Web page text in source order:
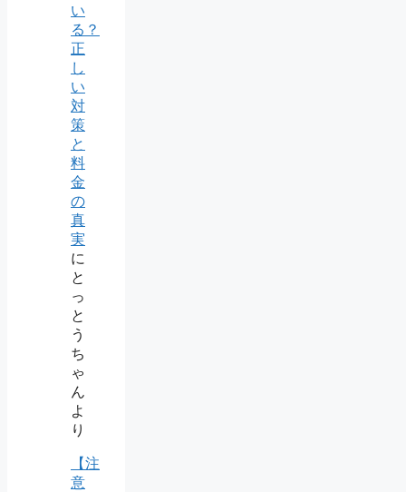
い
る？
正
し
い
対
策
と
料
金
の
真
実
に
と
っ
と
う
ち
ゃ
ん
よ
り
【注
意